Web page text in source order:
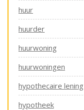
huur
huurder
huurwoning
huurwoningen
hypothecaire lening
hypotheek